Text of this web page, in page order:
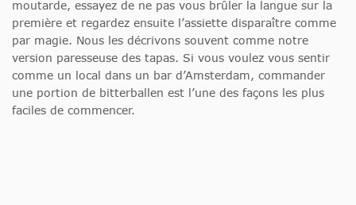
moutarde, essayez de ne pas vous brûler la langue sur la
première et regardez ensuite l’assiette disparaître comme
par magie. Nous les décrivons souvent comme notre
version paresseuse des tapas. Si vous voulez vous sentir
comme un local dans un bar d’Amsterdam, commander
une portion de bitterballen est l’une des façons les plus
faciles de commencer.